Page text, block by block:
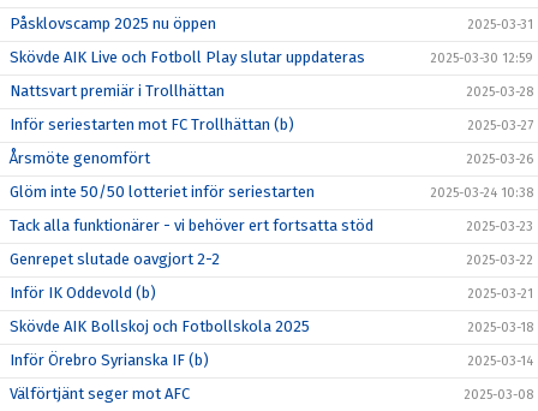
Påsklovscamp 2025 nu öppen 2025-03-31
Skövde AIK Live och Fotboll Play slutar uppdateras 2025-03-30 12:59
Nattsvart premiär i Trollhättan 2025-03-28
Inför seriestarten mot FC Trollhättan (b) 2025-03-27
Årsmöte genomfört 2025-03-26
Glöm inte 50/50 lotteriet inför seriestarten 2025-03-24 10:38
Tack alla funktionärer - vi behöver ert fortsatta stöd 2025-03-23
Genrepet slutade oavgjort 2-2 2025-03-22
Inför IK Oddevold (b) 2025-03-21
Skövde AIK Bollskoj och Fotbollskola 2025 2025-03-18
Inför Örebro Syrianska IF (b) 2025-03-14
Välförtjänt seger mot AFC 2025-03-08